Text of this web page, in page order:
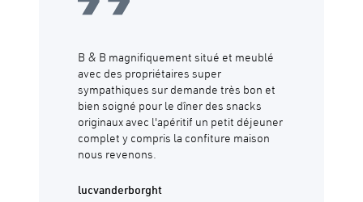
B & B magnifiquement situé et meublé
avec des propriétaires super
sympathiques sur demande très bon et
bien soigné pour le dîner des snacks
originaux avec l'apéritif un petit déjeuner
complet y compris la confiture maison
nous revenons.
lucvanderborght